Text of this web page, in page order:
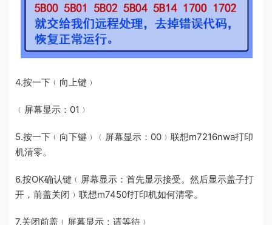
4.按一下﹙向上键﹚
﹙屏幕显示：01﹚
5.按一下﹙向下键﹚﹙屏幕显示：00﹚联想m7216nwa打印
机清零。
6.按OK确认键﹙屏幕显示：首先显示接受。然后显示盖子打
开，前盖关闭﹚联想m7450f打印机如何清零。
7.关闭前盖﹙屏幕显示：请等待﹚